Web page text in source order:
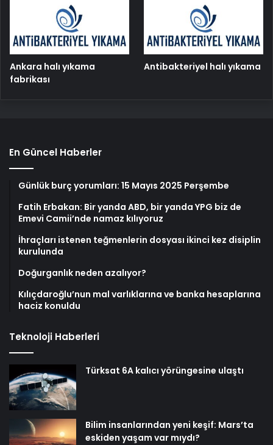
Ankara halı yıkama
fabrikası
Antibakteriyel halı yıkama
En Güncel Haberler
Günlük burç yorumları: 15 Mayıs 2025 Perşembe
Fatih Erbakan: Bir yanda ABD, bir yanda YPG biz de
Emevi Camii’nde namaz kılıyoruz
İhraçları istenen teğmenlerin dosyası ikinci kez disiplin
kurulunda
Doğurganlık neden azalıyor?
Kılıçdaroğlu’nun mal varlıklarına ve banka hesaplarına
haciz konuldu
Teknoloji Haberleri
Türksat 6A kalıcı yörüngesine ulaştı
Bilim insanlarından yeni keşif: Mars’ta
eskiden yaşam var mıydı?